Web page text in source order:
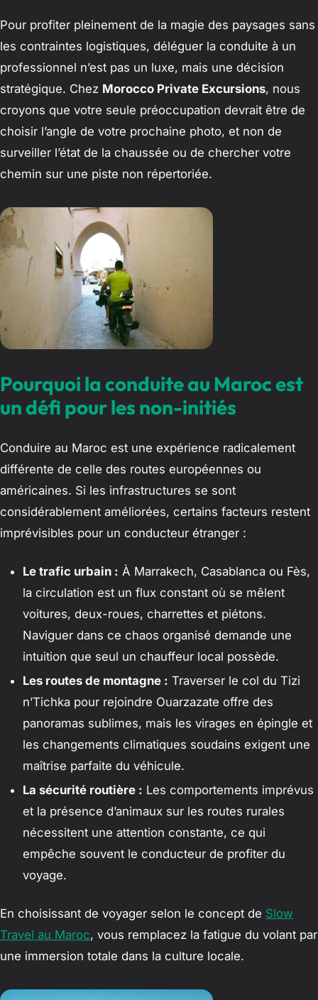
Pour profiter pleinement de la magie des paysages sans
les contraintes logistiques, déléguer la conduite à un
professionnel n’est pas un luxe, mais une décision
stratégique. Chez Morocco Private Excursions, nous
croyons que votre seule préoccupation devrait être de
choisir l’angle de votre prochaine photo, et non de
surveiller l’état de la chaussée ou de chercher votre
chemin sur une piste non répertoriée.
Pourquoi la conduite au Maroc est
un défi pour les non-initiés
Conduire au Maroc est une expérience radicalement
différente de celle des routes européennes ou
américaines. Si les infrastructures se sont
considérablement améliorées, certains facteurs restent
imprévisibles pour un conducteur étranger :
Le trafic urbain : À Marrakech, Casablanca ou Fès,
la circulation est un flux constant où se mêlent
voitures, deux-roues, charrettes et piétons.
Naviguer dans ce chaos organisé demande une
intuition que seul un chauffeur local possède.
Les routes de montagne : Traverser le col du Tizi
n’Tichka pour rejoindre Ouarzazate offre des
panoramas sublimes, mais les virages en épingle et
les changements climatiques soudains exigent une
maîtrise parfaite du véhicule.
La sécurité routière : Les comportements imprévus
et la présence d’animaux sur les routes rurales
nécessitent une attention constante, ce qui
empêche souvent le conducteur de profiter du
voyage.
En choisissant de voyager selon le concept de Slow
Travel au Maroc, vous remplacez la fatigue du volant par
une immersion totale dans la culture locale.